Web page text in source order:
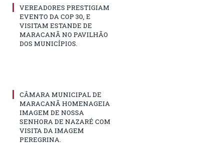
VEREADORES PRESTIGIAM
EVENTO DA COP 30, E
VISITAM ESTANDE DE
MARACANÃ NO PAVILHÃO
DOS MUNICÍPIOS.
CÂMARA MUNICIPAL DE
MARACANÃ HOMENAGEIA
IMAGEM DE NOSSA
SENHORA DE NAZARÉ COM
VISITA DA IMAGEM
PEREGRINA.